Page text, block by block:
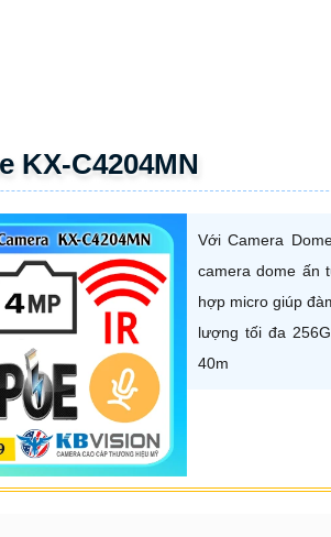
KX-C4204MN
Với Camera
camera dome ấn
hợp micro giúp
lượng tối đa
40m